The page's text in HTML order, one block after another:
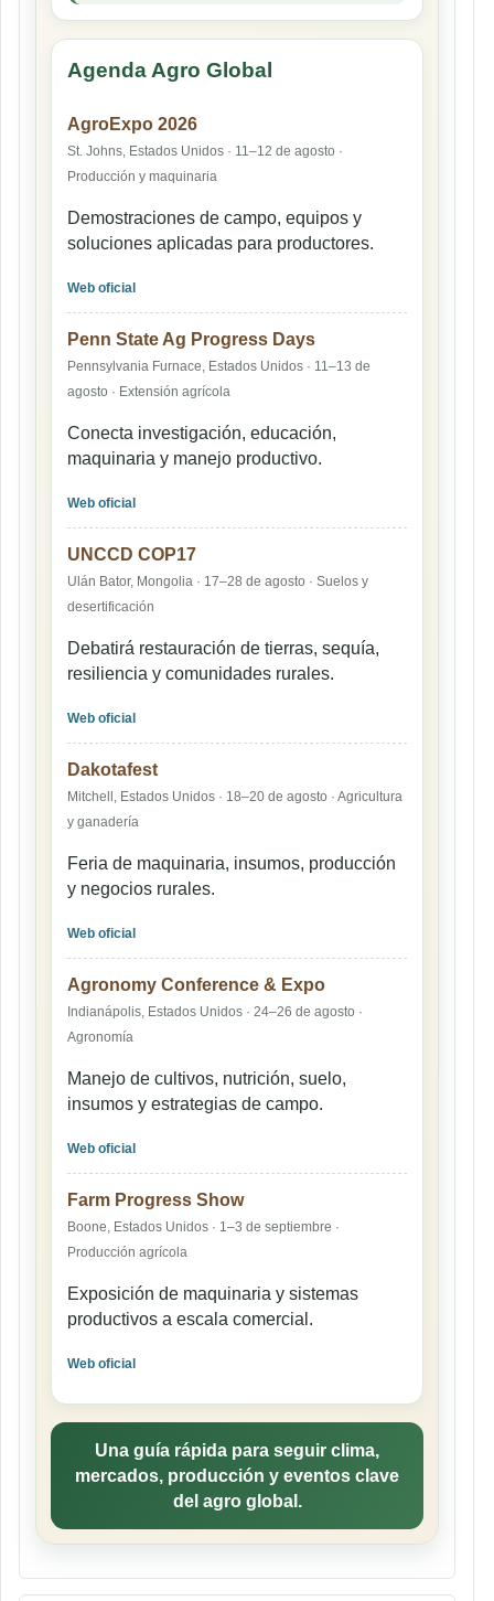
Agenda Agro Global
AgroExpo 2026
St. Johns, Estados Unidos · 11–12 de agosto ·
Producción y maquinaria
Demostraciones de campo, equipos y
soluciones aplicadas para productores.
Web oficial
Penn State Ag Progress Days
Pennsylvania Furnace, Estados Unidos · 11–13 de
agosto · Extensión agrícola
Conecta investigación, educación,
maquinaria y manejo productivo.
Web oficial
UNCCD COP17
Ulán Bator, Mongolia · 17–28 de agosto · Suelos y
desertificación
Debatirá restauración de tierras, sequía,
resiliencia y comunidades rurales.
Web oficial
Dakotafest
Mitchell, Estados Unidos · 18–20 de agosto · Agricultura
y ganadería
Feria de maquinaria, insumos, producción
y negocios rurales.
Web oficial
Agronomy Conference & Expo
Indianápolis, Estados Unidos · 24–26 de agosto ·
Agronomía
Manejo de cultivos, nutrición, suelo,
insumos y estrategias de campo.
Web oficial
Farm Progress Show
Boone, Estados Unidos · 1–3 de septiembre ·
Producción agrícola
Exposición de maquinaria y sistemas
productivos a escala comercial.
Web oficial
Una guía rápida para seguir clima,
mercados, producción y eventos clave
del agro global.